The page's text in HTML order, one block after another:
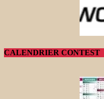
CALENDRIER CONTEST